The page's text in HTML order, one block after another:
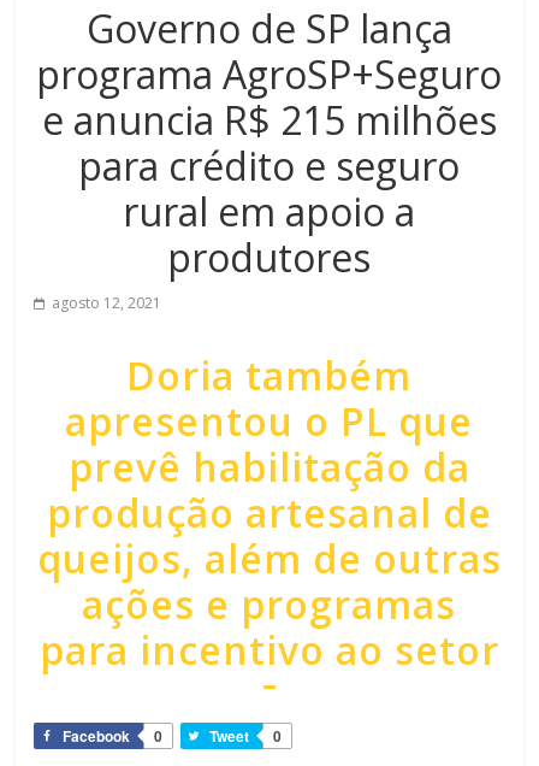
Governo de SP lança
programa AgroSP+Seguro
e anuncia R$ 215 milhões
para crédito e seguro
rural em apoio a
produtores
agosto 12, 2021
Doria também
apresentou o PL que
prevê habilitação da
produção artesanal de
queijos, além de outras
ações e programas
para incentivo ao setor
Facebook 0 Tweet 0